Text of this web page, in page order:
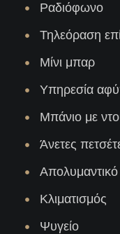
Ραδιόφωνο
Τηλεόραση
Μίνι μπαρ
Υπηρεσία
Μπάνιο με
Άνετες
Κλιματισμός
Ψυγείο